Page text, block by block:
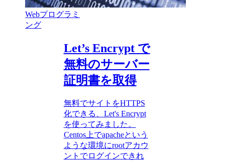
Webプログラミ
ング
Let’s Encrypt で
無料のサーバー
証明書を取得
無料でサイトをHTTPS
化できる、Let's Encrypt
を使ってみました。
Centos上でapacheという
ような環境にrootアカウ
ントでログインできれ